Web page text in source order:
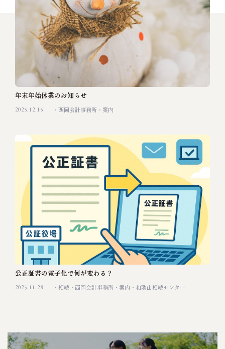
年末年始休業のお知らせ
2025.12.15 西岡会計事務所 案内
公正証書の電子化で何が変わる？
2025.11.28 相続 西岡会計事務所 案内 和歌山相続センター